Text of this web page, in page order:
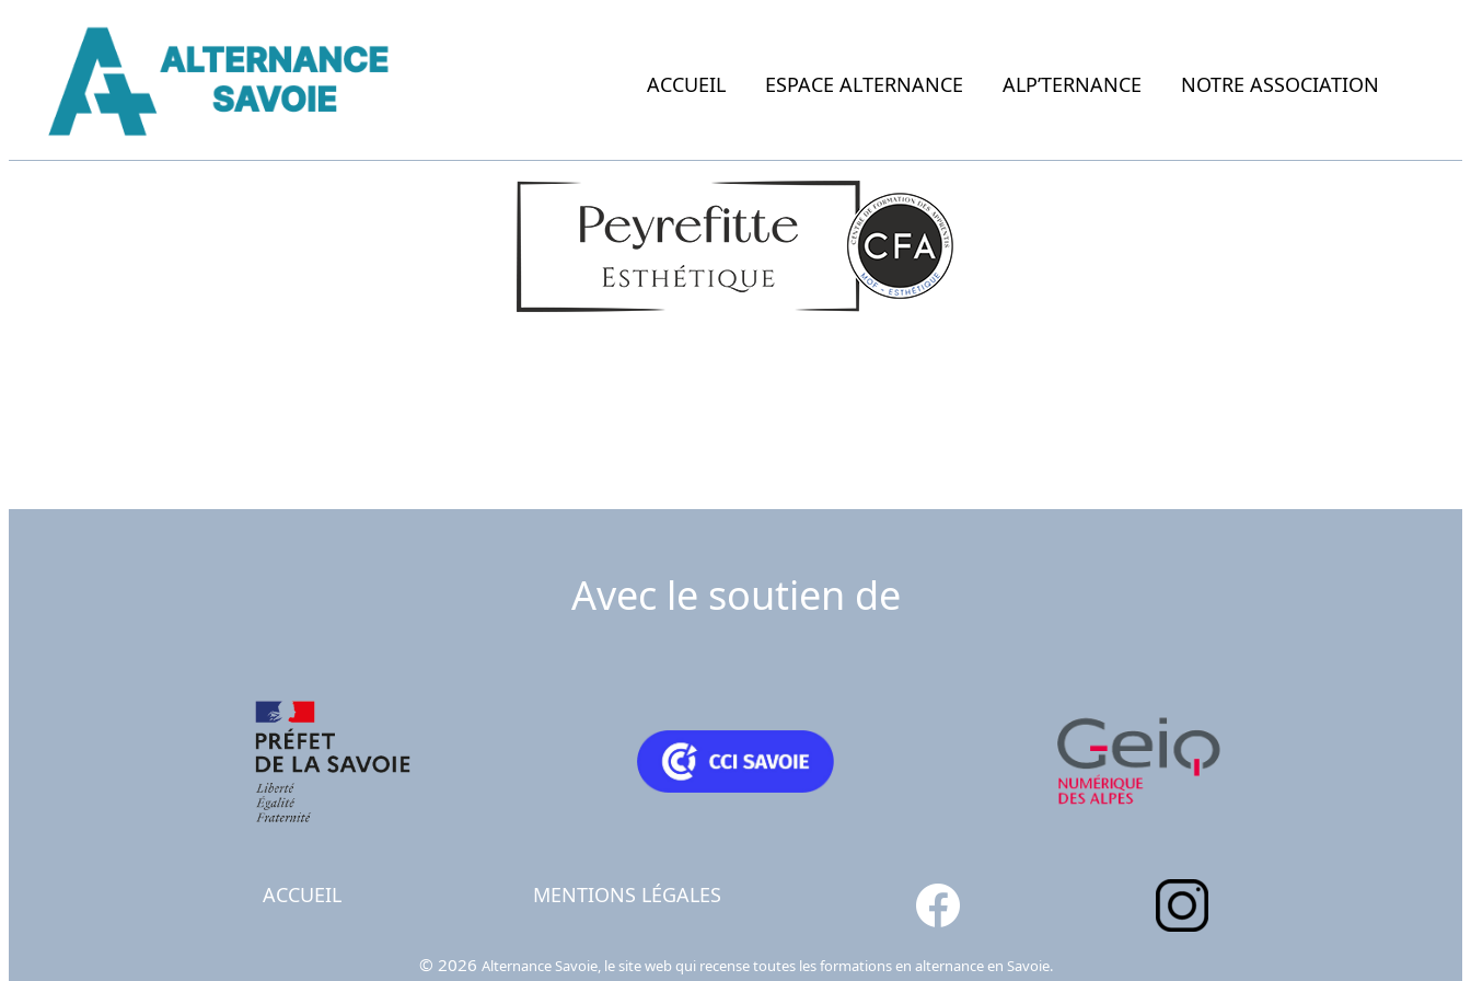
ACCUEIL ESPACE ALTERNANCE ALP’TERNANCE NOTRE ASSOCIATION
Avec le soutien de
ACCUEIL MENTIONS LÉGALES
© 2026 Alternance Savoie, le site web qui recense toutes les formations en alternance en Savoie.